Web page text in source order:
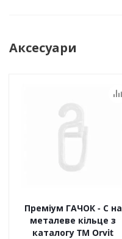
Аксесуари
Преміум ГАЧОК - С на
металеве кільце з
каталогу TM Orvit